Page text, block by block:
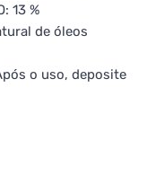
13 %
de óleos
o uso, deposite